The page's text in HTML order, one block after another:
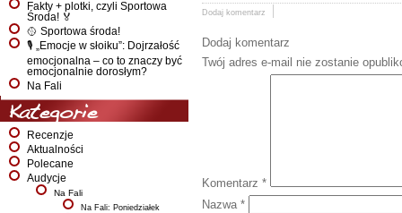
Fakty + plotki, czyli Sportowa
Środa! 🏅
🥎 Sportowa środa!
🎙️ „Emocje w słoiku”: Dojrzałość
emocjonalna – co to znaczy być
emocjonalnie dorosłym?
Na Fali
Kategorie
Recenzje
Aktualności
Polecane
Audycje
Na Fali
Na Fali: Poniedziałek
Dodaj komentarz
Dodaj komentarz
Twój adres e-mail nie zostanie
Komentarz *
Nazwa *